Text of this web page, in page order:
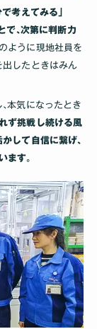
考えてみる｣
で､次第に判断力
ように現地社員を
したときはみん
本気になったとき
ず挑戦し続ける風
して自信に繋げ､
ます｡